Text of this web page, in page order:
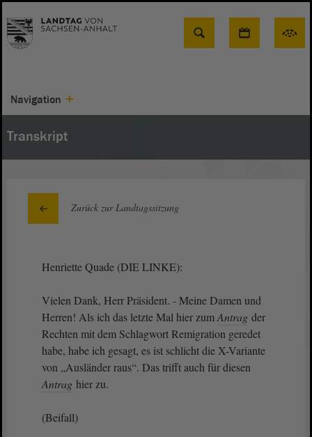
Suche
Navigation
Transkript
Zurück zur Landtagssitzung
Henriette Quade (DIE LINKE):
Vielen Dank, Herr Präsident. - Meine Damen und
Herren! Als ich das letzte Mal hier zumAntrag der
Rechten mit dem Schlagwort Remigration geredet
habe, habe ich gesagt, es ist schlicht die X-Variante
von „Ausländer raus“. Das trifft auch für diesen
Antrag hier zu.
(Beifall)